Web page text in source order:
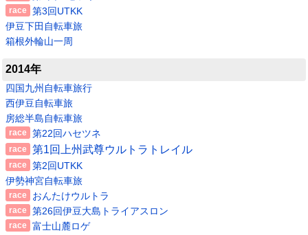
第3回UTKK
伊豆下田自転車旅
箱根外輪山一周
2014年
四国九州自転車旅行
西伊豆自転車旅
房総半島自転車旅
第22回ハセツネ
第1回上州武尊ウルトラトレイル
第2回UTKK
伊勢神宮自転車旅
おんたけウルトラ
第26回伊豆大島トライアスロン
富士山麓ロゲ